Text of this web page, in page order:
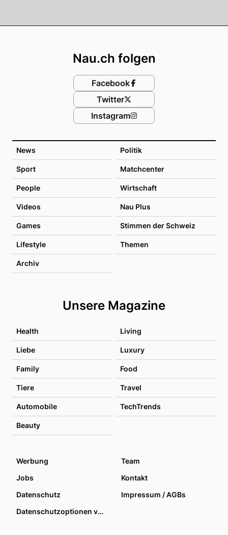
News Politik
Sport Matchcenter
People Wirtschaft
Videos Nau Plus
Games Stimmen der Schweiz
Lifestyle Themen
Archiv
Unsere Magazine
Health Living
Liebe Luxury
Family Food
Tiere Travel
Automobile TechTrends
Beauty
Nau.ch folgen
Facebook
Twitter
Instagram
Werbung
Team
Jobs
Kontakt
Datenschutz
Impressum / AGBs
Datenschutzoptionen verwalten